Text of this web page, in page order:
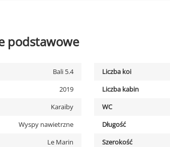
podstawowe
Bali 5.4
2019
Karaiby
Wyspy nawietrzne
Le Marin
Liczba koi
Liczba kabin
WC
Długość
Szerokość